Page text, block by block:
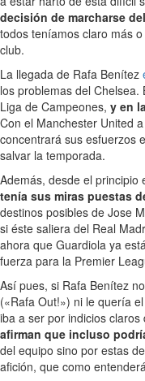
decisión de marcharse
todos teníamos claro más
club.
La llegada de Rafa Benítez
los problemas del
Liga de Campeones, y en
Con el Manchester United
concentrará sus esfuerzos
salvar la temporada.
Además, desde el principio
tenía sus miras puestas
destinos posibles de Jose
si éste saliera del Real
ahora que Guardiola ya
fuerza para la Premier
Así pues, si Rafa Benítez
(«Rafa Out!») ni le quería
iba a ser por indicios
afirman que incluso
del equipo sino por estas
afición, que como